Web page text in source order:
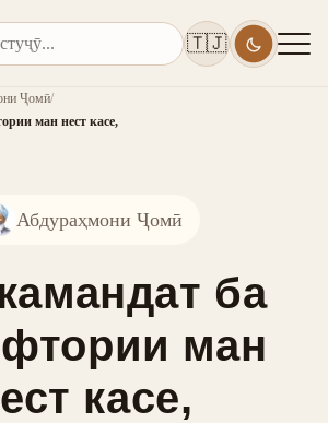
🇹🇯
Ҷомӣ/
ман нест касе,
Абдураҳмони Ҷомӣ
ба
ман
касе,